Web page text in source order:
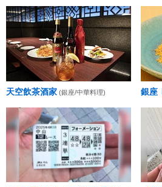
天空飲茶酒家 (銀座/中華料理) 銀座